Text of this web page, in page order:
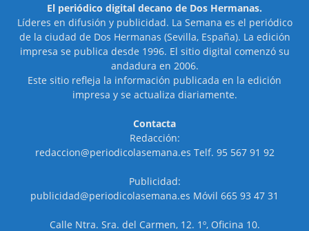
El periódico digital decano de Dos Hermanas.
Líderes en difusión y publicidad. La Semana es el periódico
de la ciudad de Dos Hermanas (Sevilla, España). La edición
impresa se publica desde 1996. El sitio digital comenzó su
andadura en 2006.
Este sitio refleja la información publicada en la edición
impresa y se actualiza diariamente.
Contacta
Redacción:
redaccion@periodicolasemana.es Telf. 95 567 91 92
Publicidad:
publicidad@periodicolasemana.es Móvil 665 93 47 31
Calle Ntra. Sra. del Carmen, 12. 1º, Oficina 10.